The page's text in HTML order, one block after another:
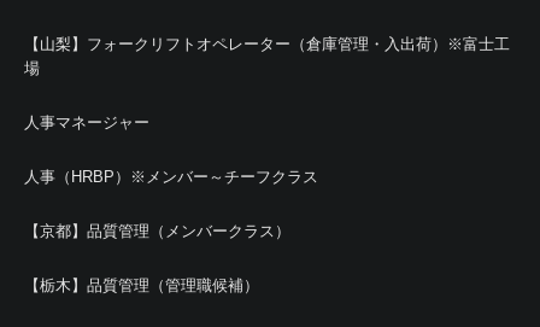
【山梨】フォークリフトオペレーター（倉庫管理・入出荷）※富士工
場
人事マネージャー
人事（HRBP）※メンバー～チーフクラス
【京都】品質管理（メンバークラス）
【栃木】品質管理（管理職候補）